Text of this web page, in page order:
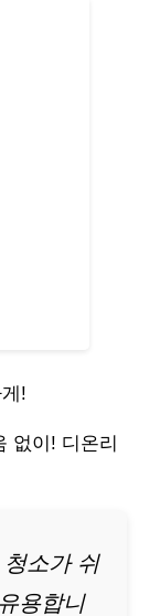
!
없이! 디온리
청소가 쉬
용합니